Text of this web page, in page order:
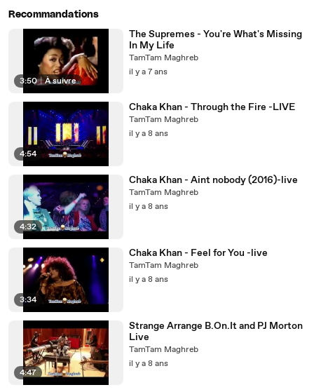
Recommandations
3:50 | À suivre
The Supremes - You're What's Missing
In My Life
TamTam Maghreb
il y a 7 ans
4:54
Chaka Khan - Through the Fire -LIVE
TamTam Maghreb
il y a 8 ans
4:32
Chaka Khan - Aint nobody (2016)-live
TamTam Maghreb
il y a 8 ans
3:34
Chaka Khan - Feel for You -live
TamTam Maghreb
il y a 8 ans
4:47
Strange Arrange B.On.It and PJ Morton
Live
TamTam Maghreb
il y a 8 ans